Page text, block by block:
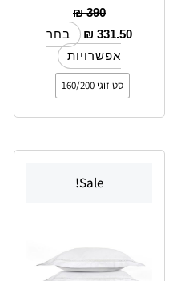
₪390
₪ 331.50
בחר
אפשרויות
סט זוגי 160/200
Sale!
ניתן